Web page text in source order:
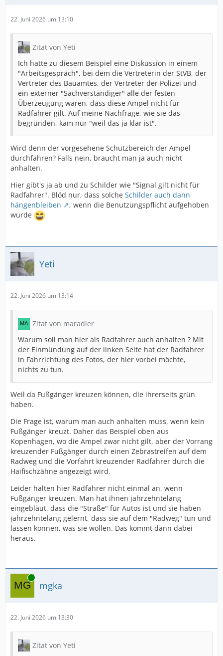
22. Juni 2026 um 13:10
Zitat von Yeti
Ich hatte zu diesem Beispiel eine Diskussion in einem
"Arbeitsgespräch", bei dem die Vertreterin der StVB, der
Vertreter des Bauamtes, der Vertreter der Polizei und
ein externer "Sachverständiger" alle der festen
Überzeugung waren, dass diese Ampel nicht für
Radfahrer gilt. Auf meine Nachfrage, wie sie das
begründen, kam nur "weil das ja klar ist".
Wird denn der vorgesehene Schutzbereich der Ampel
durchfahren? Falls nein, braucht man ja auch nicht
anhalten.
Hier gibt's ja ab und zu Schilder wie "Signal gilt nicht für
Radfahrer". Blöd nur, dass solche Schilder auch dann
hängenbleiben
, wenn die Benutzungspflicht aufgehoben
wurde
Yeti
22. Juni 2026 um 13:14
Zitat von maradler
Warum soll man hier als Radfahrer auch anhalten ? Mit
der Einmündung auf der linken Seite hat der Radfahrer
in Fahrrichtung des Fotos, der hier vorbei möchte,
nichts zu tun.
Weil da Fußgänger kreuzen können, die ihrerseits grün
haben.
Die Frage ist, warum man auch anhalten muss, wenn kein
Fußgänger kreuzt. Daher das Beispiel oben aus
Kopenhagen, wo die Ampel zwar nicht gilt, aber der Vorrang
kreuzender Fußgänger durch einen Zebrastreifen auf dem
Radweg und die Vorfahrt kreuzender Radfahrer durch die
Haifischzähne angezeigt wird.
Leider halten hier Radfahrer nicht einmal an, wenn
Fußgänger kreuzen. Man hat ihnen jahrzehntelang
eingebläut, dass die "Straße" für Autos ist und sie haben
jahrzehntelang gelernt, dass sie auf dem "Radweg" tun und
lassen können, was sie wollen. Das kommt dann dabei
heraus.
Online
mgka
22. Juni 2026 um 13:30
Zitat von Yeti